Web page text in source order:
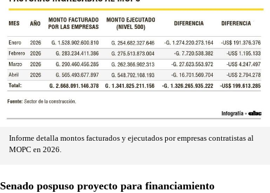
Informe detalla montos facturados y ejecutados por empresas contratistas al
MOPC en 2026.
Senado pospuso proyecto para financiamiento